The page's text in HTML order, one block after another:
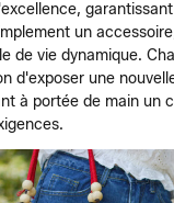
un
de vie dynamique.
d'exposer une
à portée de main un